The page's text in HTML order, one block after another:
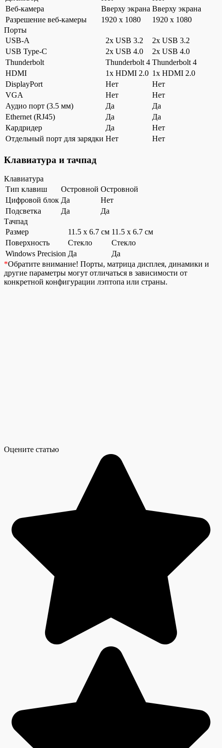
Веб-камера
Вверху экрана Вверху экрана
Разрешение веб-камеры
1920 x 1080
1920 x 1080
Порты
USB-A
2x USB 3.2
2x USB 3.2
USB Type-C
2x USB 4.0
2x USB 4.0
Thunderbolt
Thunderbolt 4 Thunderbolt 4
HDMI
1x HDMI 2.0 1x HDMI 2.0
DisplayPort
Нет
Нет
VGA
Нет
Нет
Аудио порт (3.5 мм)
Да
Да
Ethernet (RJ45)
Да
Да
Кардридер
Да
Нет
Отдельный порт для зарядки Нет Нет
Клавиатура и тачпад
Клавиатура
Тип клавиш
Островной Островной
Цифровой блок Да
Нет
Подсветка
Да
Да
Тачпад
Размер
11.5 x 6.7 см 11.5 x 6.7 см
Поверхность
Стекло
Стекло
Windows Precision Да
Да
*Обратите внимание! Порты, матрица дисплея, динамики и
другие параметры могут отличаться в зависимости от
конкретной конфигурации лэптопа или страны.
Оцените статью